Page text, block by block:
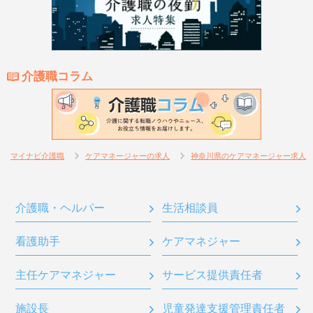
介護職コラム
マイナビ介護職 ケアマネージャーの求人 神奈川県のケアマネージャー求人
介護職・ヘルパー 生活相談員
看護助手 ケアマネジャー
主任ケアマネジャー サービス提供責任者
施設長 児童発達支援管理責任者